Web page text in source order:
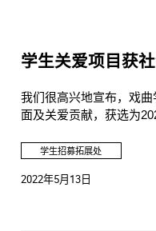
学生关爱项目获
我们很高兴地宣布，戏
面及关爱贡献，获选为
学生招募拓展处
2022年5月13日